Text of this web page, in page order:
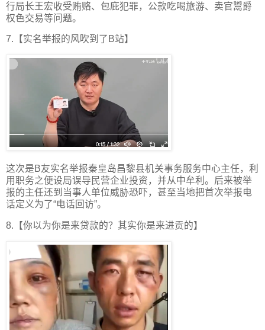
行局长王宏收受贿赂、包庇犯罪，公款吃喝旅游、卖官鬻爵
权色交易等问题。
7.【实名举报的风吹到了B站】
这次是B友实名举报秦皇岛昌黎县机关事务服务中心主任，利
用职务之便设局误导民营企业投资，并从中牟利。后来被举
报的主任还到当事人单位威胁恐吓，甚至当地把首次举报电
话定义为了“电话回访”。
8.【你以为你是来贷款的？其实你是来进贡的】